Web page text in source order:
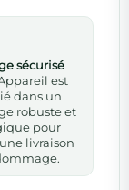
sécurisé
est
dans un
robuste et
pour
livraison